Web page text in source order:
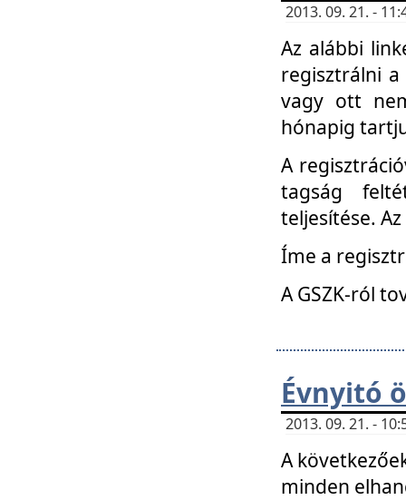
2013. 09. 21. -
Az alábbi
regisztrálni
vagy ott
hónapig
A
tagság
teljesítése.
Íme a
A GSZK-ról
Évnyitó
2013. 09. 21. -
A
minden